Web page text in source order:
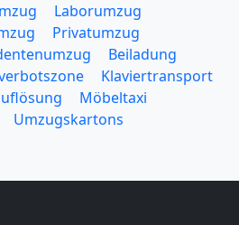
Laborumzug
Privatumzug
Beiladung
Klaviertransport
Möbeltaxi
Umzugskartons